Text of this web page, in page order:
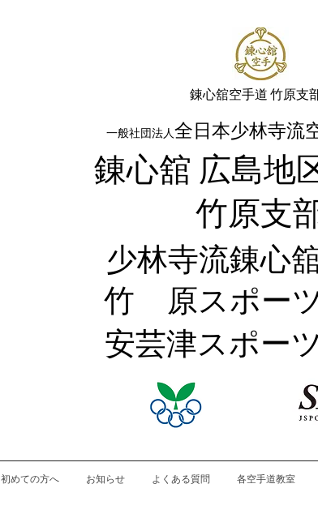
錬心舘空手道 竹原支
一般社団法人全日本少林寺流
錬心舘 広島地
竹原支
少林寺流錬心
竹 原スポー
安芸津スポー
初めての方へ お知らせ よくある質問 各空手道教室